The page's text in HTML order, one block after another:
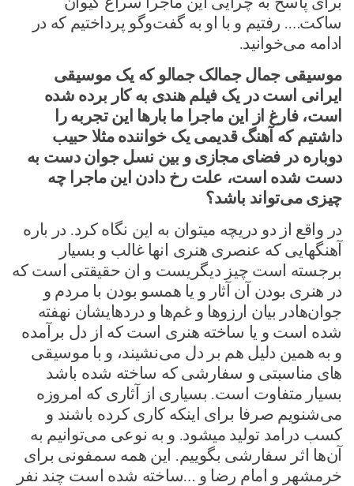
ساکت…. رفتیم و با او به گفت‌وگو پرداختیم که در
ادامه می‌خوانید.
موسیقی جمال جمالک جمالو که یک موسیقی
ایرانی است در یک فیلم هندی به کار برده شده
است، فارغ از این ماجرا ما بارها این تجربه را
داشتیم که آهنگ قدیمی یک خواننده مثلا حبیب
دوباره در فضای مجازی و بین نسل جوان دست به
دست شده است، علت رخ دادن این ماجرا چه
چیزی می‌تواند باشد؟
در واقع از دو دریچه میتوان به این نگاه کرد. در باره
آهنگهایی که عنصری هنری انها غالب و بسیار
برجسته است چیز دیگریست و ان حقیقتی است که
در هنری بودن آن آثار و یا همسو بودن با مردم و
جوان‌هادر بیان ارزوها و غم‌ها و دردهایشان نهفته
شده است و یا ساخته هنری است که از دل برآمده
و به همین دلیل هم بر دل می‌نشیند، و با موسیقی
های مناسبتی و سفارشی که ساخته شده باشد
بسیار متفاوت است. بسیاری از آثاری که امروزه
می‌شنویم صرفا برای اینکه کاری کرده باشند و
کسب درامد تولید میشود. و به نوعی می‌توانیم به
آن‌ها اثر سفارشی بگوییم. این همه سمفونی برای
خرمشهر و امام رضا و …ساخته شده است چند نفر